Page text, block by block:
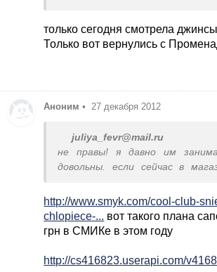
только сегодня смотрела
Только вот вернулись с
Аноним • 27 декабря 2012
juliya_fevr@mail.ru
не правы! я давно им
довольны. если сейчас в
вы называете дорого?
http://www.smyk.com/cool-club-
chlopiece-... вот такого плана
грн в СМИКе в этом году
http://cs416823.userapi.com/